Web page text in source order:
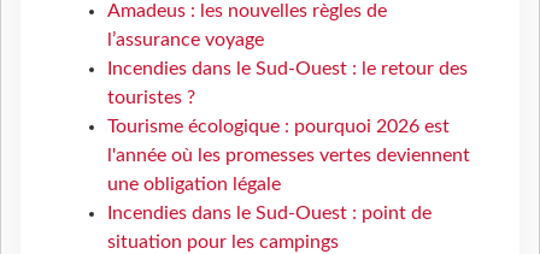
Amadeus : les nouvelles règles de
l’assurance voyage
Incendies dans le Sud-Ouest : le retour des
touristes ?
Tourisme écologique : pourquoi 2026 est
l'année où les promesses vertes deviennent
une obligation légale
Incendies dans le Sud-Ouest : point de
situation pour les campings